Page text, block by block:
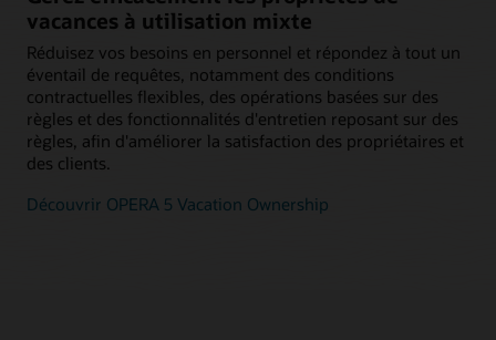
vacances à utilisation mixte
Réduisez vos besoins en personnel et répondez à tout un
éventail de requêtes, notamment des conditions
contractuelles flexibles, des opérations basées sur des
règles et des fonctionnalités d'entretien reposant sur des
règles, afin d'améliorer la satisfaction des propriétaires et
des clients.
Découvrir OPERA 5 Vacation Ownership